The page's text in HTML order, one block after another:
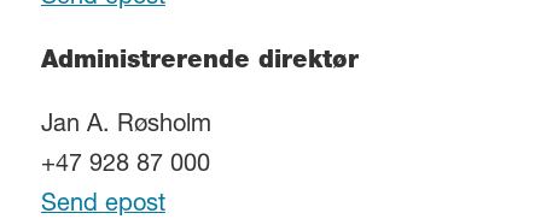
Administrerende direktør
Jan A. Røsholm
+47 928 87 000
Send epost